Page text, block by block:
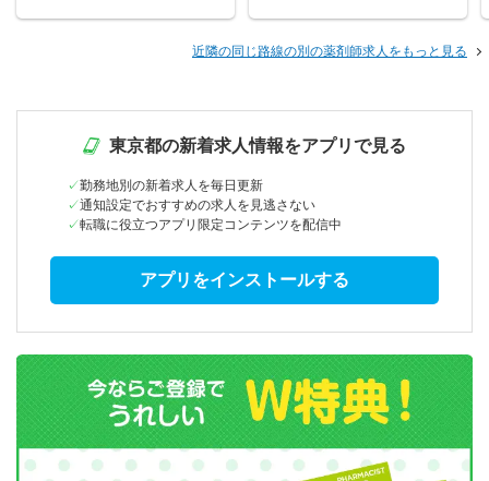
近隣の同じ路線の別の薬剤師求人をもっと見る
東京都の新着求人情報をアプリで見る
勤務地別の新着求人を毎日更新
通知設定でおすすめの求人を見逃さない
転職に役立つアプリ限定コンテンツを配信中
アプリをインストールする